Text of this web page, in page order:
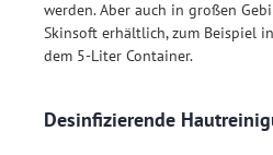
werden. Aber auch in großen
Skinsoft erhältlich, zum Beispiel
dem 5-Liter Container.
Desinfizierende